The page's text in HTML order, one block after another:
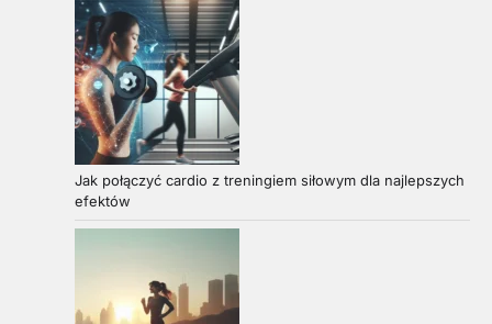
Jak połączyć cardio z treningiem siłowym dla najlepszych
efektów